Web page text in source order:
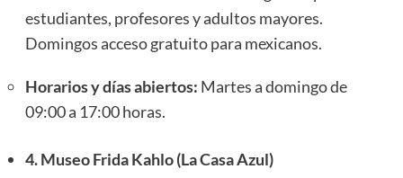
estudiantes, profesores y adultos mayores.
Domingos acceso gratuito para mexicanos.
Horarios y días abiertos: Martes a domingo de
09:00 a 17:00 horas.
4. Museo Frida Kahlo (La Casa Azul)